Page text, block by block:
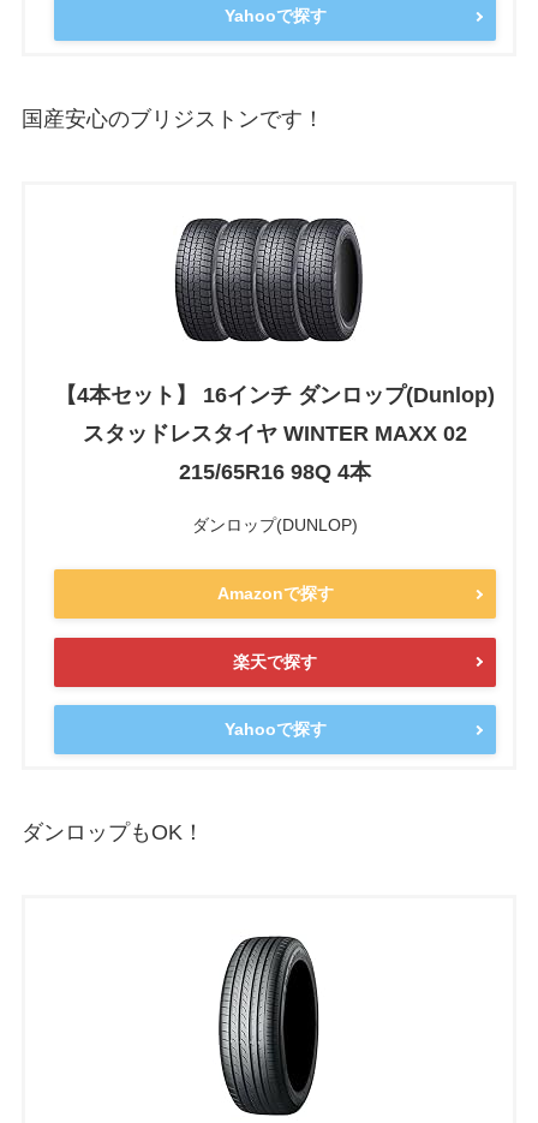
Yahooで探す
国産安心のブリジストンです！
【4本セット】 16インチ ダンロップ(Dunlop)
スタッドレスタイヤ WINTER MAXX 02
215/65R16 98Q 4本
ダンロップ(DUNLOP)
Amazonで探す
楽天で探す
Yahooで探す
ダンロップもOK！